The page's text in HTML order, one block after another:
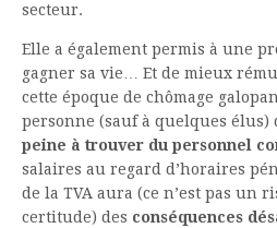
secteur.
Elle a également permis à une
gagner sa vie… Et de mieux
cette époque de chômage
personne (sauf à quelques élus)
peine à trouver du personnel
salaires au regard d’horaires
de la TVA aura (ce n’est pas un
certitude) des conséquences